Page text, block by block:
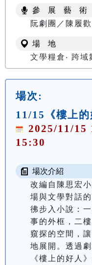
參 展 藝 術
阮劇團／陳履
場 地
文學糧倉‧ 跨域
場次:
11/15《樓上
2025/11/15
15:30
場次介紹
改編自陳思宏
場與文學對話
彿步入小說：
事的外框，二
窺探的空間，
地展開。透過
《樓上的好人